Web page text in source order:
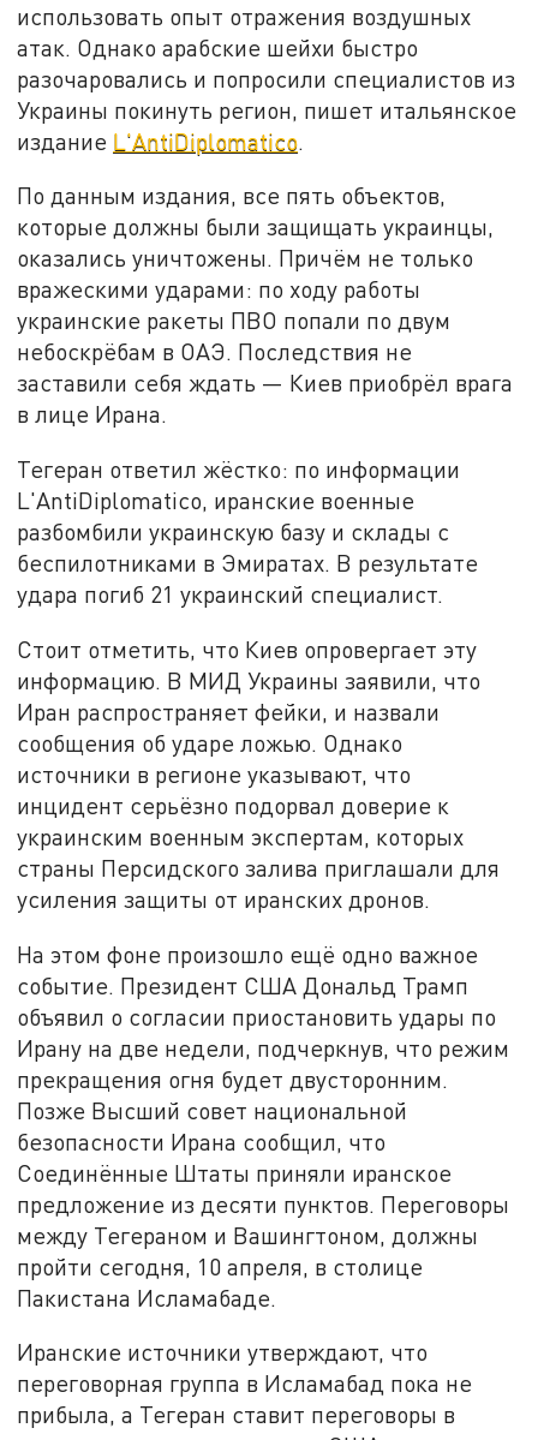
использовать опыт отражения воздушных
атак. Однако арабские шейхи быстро
разочаровались и попросили специалистов из
Украины покинуть регион, пишет итальянское
издание L'AntiDiplomatico.
По данным издания, все пять объектов,
которые должны были защищать украинцы,
оказались уничтожены. Причём не только
вражескими ударами: по ходу работы
украинские ракеты ПВО попали по двум
небоскрёбам в ОАЭ. Последствия не
заставили себя ждать — Киев приобрёл врага
в лице Ирана.
Тегеран ответил жёстко: по информации
L'AntiDiplomatico, иранские военные
разбомбили украинскую базу и склады с
беспилотниками в Эмиратах. В результате
удара погиб 21 украинский специалист.
Стоит отметить, что Киев опровергает эту
информацию. В МИД Украины заявили, что
Иран распространяет фейки, и назвали
сообщения об ударе ложью. Однако
источники в регионе указывают, что
инцидент серьёзно подорвал доверие к
украинским военным экспертам, которых
страны Персидского залива приглашали для
усиления защиты от иранских дронов.
На этом фоне произошло ещё одно важное
событие. Президент США Дональд Трамп
объявил о согласии приостановить удары по
Ирану на две недели, подчеркнув, что режим
прекращения огня будет двусторонним.
Позже Высший совет национальной
безопасности Ирана сообщил, что
Соединённые Штаты приняли иранское
предложение из десяти пунктов. Переговоры
между Тегераном и Вашингтоном, должны
пройти сегодня, 10 апреля, в столице
Пакистана Исламабаде.
Иранские источники утверждают, что
переговорная группа в Исламабад пока не
прибыла, а Тегеран ставит переговоры в